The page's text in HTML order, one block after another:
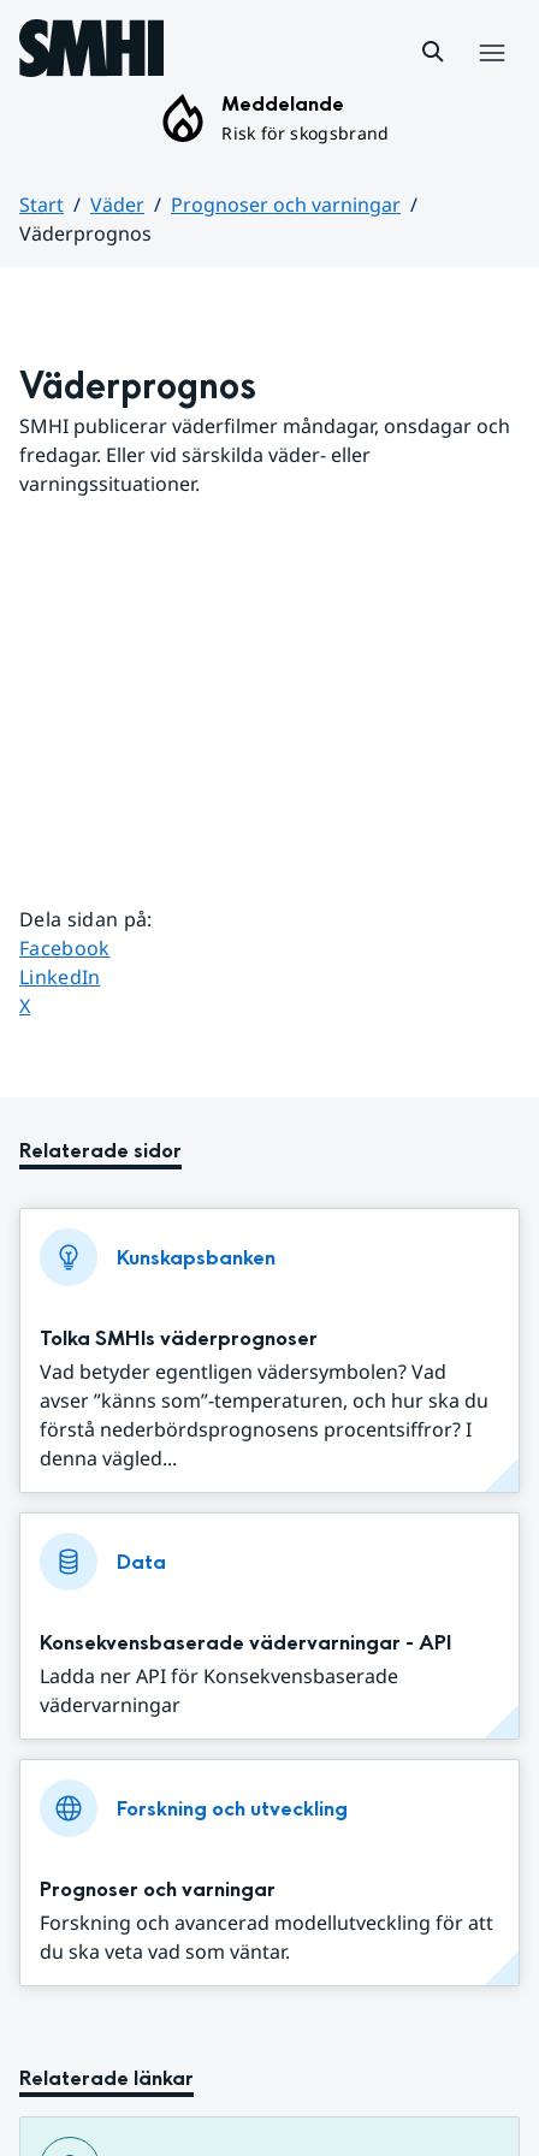
Hoppa till sidans innehåll
Meddelande
Risk för skogsbrand
Start Väder
Prognoser och varningar
Väderprognos
Väderprognos
SMHI publicerar väderfilmer måndagar, onsdagar och
fredagar. Eller vid särskilda väder- eller
varningssituationer.
Dela sidan på:
Dela sidan på
Facebook
Dela sidan på
LinkedIn
Dela sidan på
X
Relaterade sidor
Kunskapsbanken
Tolka SMHIs väderprognoser
Vad betyder egentligen vädersymbolen? Vad
avser ”känns som”-temperaturen, och hur ska du
förstå nederbördsprognosens procentsiffror? I
denna vägled...
Data
Konsekvensbaserade vädervarningar - API
Ladda ner API för Konsekvensbaserade
vädervarningar
Forskning och utveckling
Prognoser och varningar
Forskning och avancerad modellutveckling för att
du ska veta vad som väntar.
Relaterade länkar